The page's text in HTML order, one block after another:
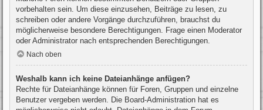
vorbehalten sein. Um diese einzusehen, Beiträge zu lesen, zu
schreiben oder andere Vorgänge durchzuführen, brauchst du
möglicherweise besondere Berechtigungen. Frage einen Moderator
oder Administrator nach entsprechenden Berechtigungen.
Nach oben
Weshalb kann ich keine Dateianhänge anfügen?
Rechte für Dateianhänge können für Foren, Gruppen und einzelne
Benutzer vergeben werden. Die Board-Administration hat es